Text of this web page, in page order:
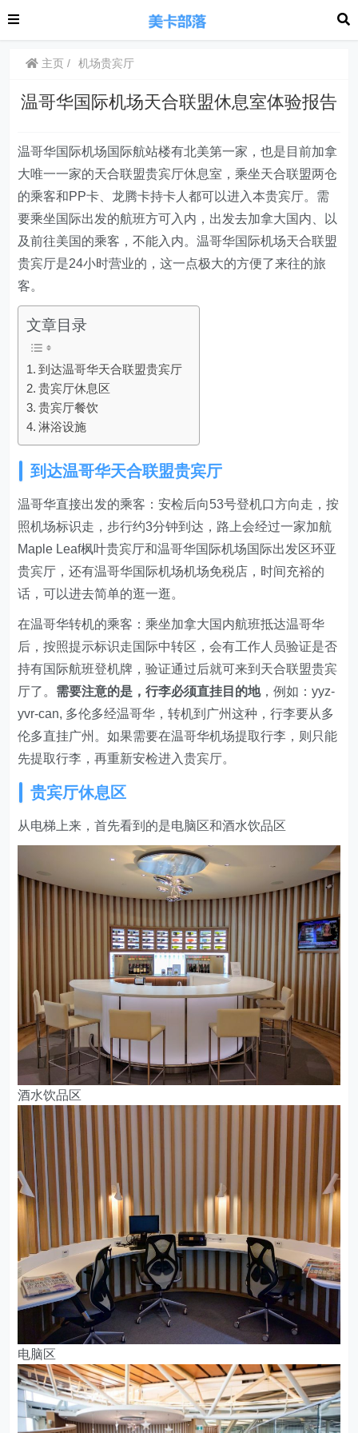
主页 机场贵宾厅
温哥华国际机场天合联盟休息室体验报告
温哥华国际机场国际航站楼有北美第一家，也是目前加拿
大唯一一家的天合联盟贵宾厅休息室，乘坐天合联盟两仓
的乘客和PP卡、龙腾卡持卡人都可以进入本贵宾厅。需
要乘坐国际出发的航班方可入内，出发去加拿大国内、以
及前往美国的乘客，不能入内。温哥华国际机场天合联盟
贵宾厅是24小时营业的，这一点极大的方便了来往的旅
客。
文章目录
到达温哥华天合联盟贵宾厅
贵宾厅休息区
贵宾厅餐饮
淋浴设施
到达温哥华天合联盟贵宾厅
温哥华直接出发的乘客：安检后向53号登机口方向走，按
照机场标识走，步行约3分钟到达，路上会经过一家加航
Maple Leaf枫叶贵宾厅和温哥华国际机场国际出发区环亚
贵宾厅，还有温哥华国际机场机场免税店，时间充裕的
话，可以进去简单的逛一逛。
在温哥华转机的乘客：乘坐加拿大国内航班抵达温哥华
后，按照提示标识走国际中转区，会有工作人员验证是否
持有国际航班登机牌，验证通过后就可来到天合联盟贵宾
厅了。 需要注意的是，行李必须直挂目的地，例如：yyz-
yvr-can, 多伦多经温哥华，转机到广州这种，行李要从多
伦多直挂广州。如果需要在温哥华机场提取行李，则只能
先提取行李，再重新安检进入贵宾厅。
贵宾厅休息区
从电梯上来，首先看到的是电脑区和酒水饮品区
酒水饮品区
电脑区